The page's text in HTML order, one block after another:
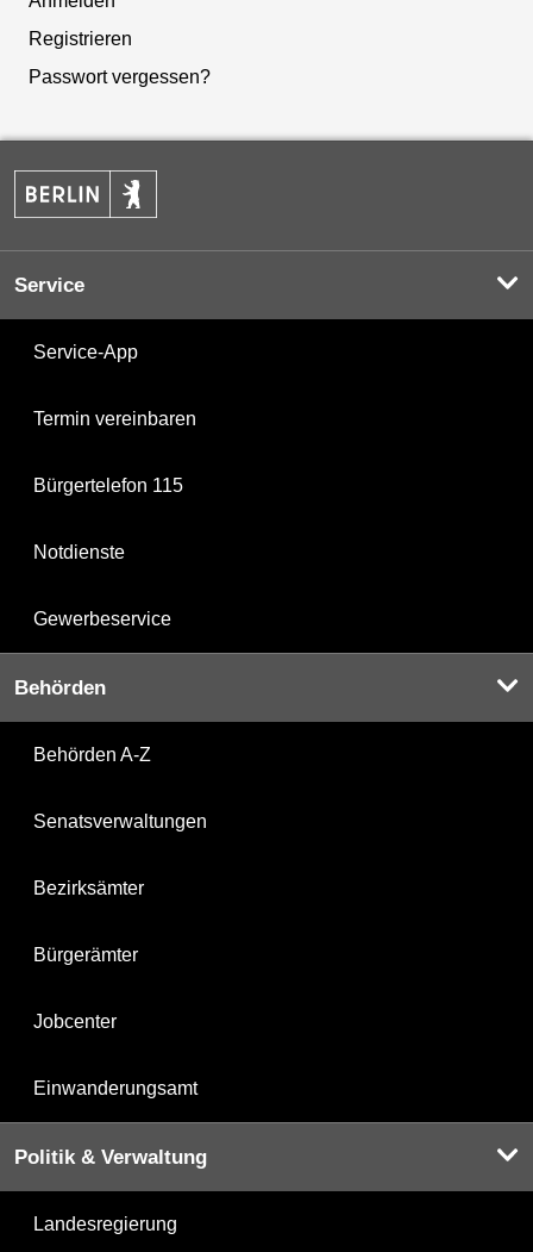
Registrieren
Passwort vergessen?
Service
Service-App
Termin vereinbaren
Bürgertelefon 115
Notdienste
Gewerbeservice
Behörden
Behörden A-Z
Senatsverwaltungen
Bezirksämter
Bürgerämter
Jobcenter
Einwanderungsamt
Politik & Verwaltung
Landesregierung